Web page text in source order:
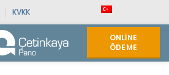
KVKK
ONLINE
ÖDEME